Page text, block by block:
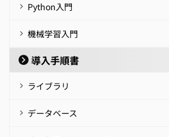
Python入門
機械学習入門
導入手順書
ライブラリ
データベース